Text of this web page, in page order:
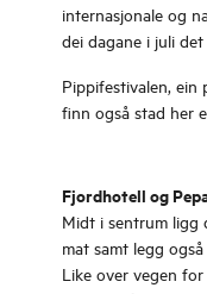
internasjonale og
dei dagane i juli
Pippifestivalen,
finn også stad her
Fjordhotell og
Midt i sentrum ligg
mat samt legg
Like over vegen